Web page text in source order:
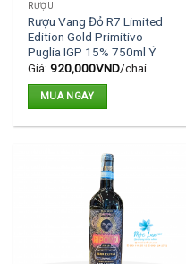
RƯỢU
Rượu Vang Đỏ R7 Limited
Edition Gold Primitivo
Puglia IGP 15% 750ml Ý
Giá: 920,000VND/chai
MUA NGAY